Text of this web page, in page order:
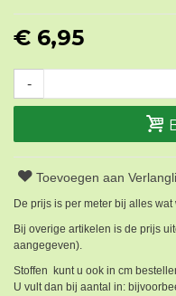
€ 6,95
-
Toevoegen aan
De prijs is per meter bij alles
Bij overige artikelen is de prijs
aangegeven).
Stoffen kunt u ook in cm
U vult dan bij aantal in: